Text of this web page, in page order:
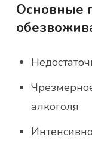
Основные
алкоголя